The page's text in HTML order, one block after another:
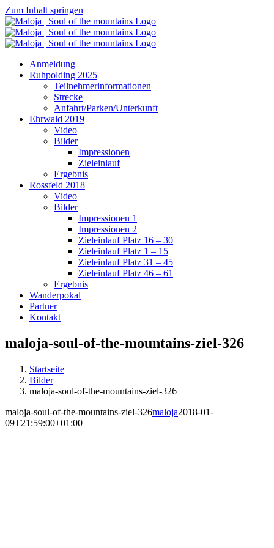
Zum Inhalt springen
Anmeldung
Ruhpolding 2025
Teilnehmerinformationen
Strecke
Anfahrt/Parken/Unterkunft
Ehrwald 2019
Video
Bilder
Impressionen
Zieleinlauf
Ergebnis
Rossfeld 2018
Video
Bilder
Impressionen 1
Impressionen 2
Zieleinlauf Platz 16 – 30
Zieleinlauf Platz 1 – 15
Zieleinlauf Platz 31 – 45
Zieleinlauf Platz 46 – 61
Ergebnis
Wanderpokal
Partner
Kontakt
maloja-soul-of-the-mountains-ziel-326
Startseite
Bilder
maloja-soul-of-the-mountains-ziel-326
maloja-soul-of-the-mountains-ziel-326maloja2018-01-
09T21:59:00+01:00